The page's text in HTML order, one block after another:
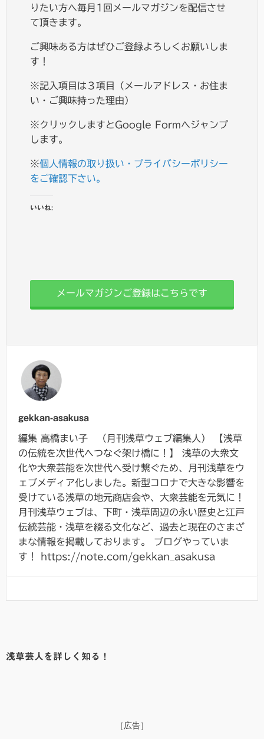
りたい方へ毎月1回メールマガジンを配信させ
て頂きます。
ご興味ある方はぜひご登録よろしくお願いしま
す！
※記入項目は３項目（メールアドレス・お住ま
い・ご興味持った理由）
※クリックしますとGoogle Formへジャンプ
します。
※個人情報の取り扱い・プライバシーポリシー
をご確認下さい。
いいね:
メールマガジンご登録はこちらです
gekkan-asakusa
編集 高橋まい子 （月刊浅草ウェブ編集人） 【浅草
の伝統を次世代へつなぐ架け橋に！】 浅草の大衆文
化や大衆芸能を次世代へ受け繋ぐため、月刊浅草をウ
ェブメディア化しました。新型コロナで大きな影響を
受けている浅草の地元商店会や、大衆芸能を元気に！
月刊浅草ウェブは、下町・浅草周辺の永い歴史と江戸
伝統芸能・浅草を綴る文化など、過去と現在のさまざ
まな情報を掲載しております。 ブログやっていま
す！ https://note.com/gekkan_asakusa
浅草芸人を詳しく知る！
［広告］